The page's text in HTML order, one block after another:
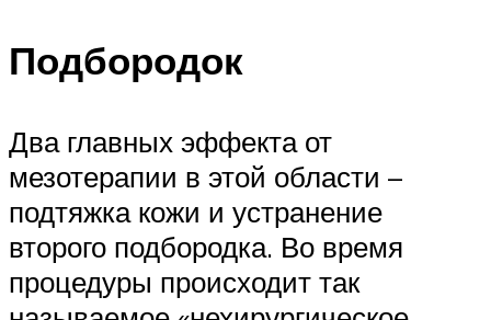
Подбородок
Два главных эффекта от
мезотерапии в этой области –
подтяжка кожи и устранение
второго подбородка. Во время
процедуры происходит так